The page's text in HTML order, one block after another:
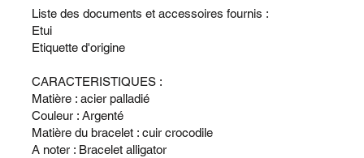
Liste des documents et accessoires fournis :
Etui
Etiquette d'origine
CARACTERISTIQUES :
Matière : acier palladié
Couleur : Argenté
Matière du bracelet : cuir crocodile
A noter : Bracelet alligator